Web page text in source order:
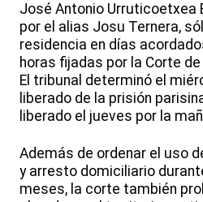
José Antonio Urruticoetxea
por el alias Josu Ternera,
residencia en días
horas fijadas por la Corte
El tribunal determinó el
liberado de la prisión
liberado el jueves por la
Además de ordenar el uso
y arresto domiciliario
meses, la corte también